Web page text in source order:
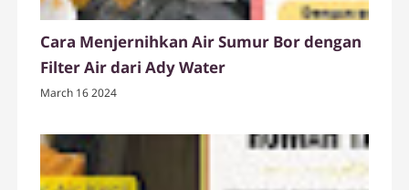
Cara Menjernihkan Air Sumur Bor dengan
Filter Air dari Ady Water
March 16 2024